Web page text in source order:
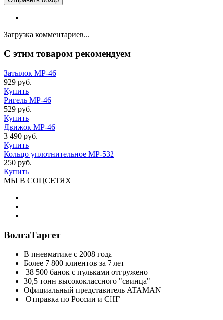
Загрузка комментариев...
C этим товаром рекомендуем
Затылок МР-46
929 руб.
Купить
Ригель МР-46
529 руб.
Купить
Движок МР-46
3 490 руб.
Купить
Кольцо уплотнительное МР-532
250 руб.
Купить
МЫ В СОЦСЕТЯХ
ВолгаТаргет
В пневматике с 2008 года
Более 7 800 клиентов за 7 лет
38 500 банок с пульками отгружено
30,5 тонн высококлассного "свинца"
Официальный представитель ATAMAN
Отправка по России и СНГ